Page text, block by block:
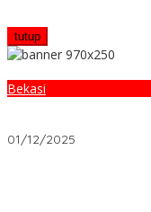
tutup
Bekasi
01/12/2025